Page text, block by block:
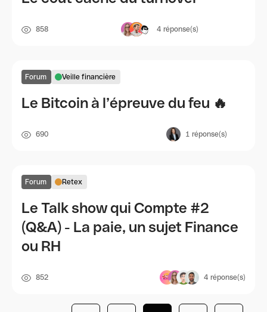
858 4 réponse(s)
Forum Veille financière
Le Bitcoin à l’épreuve du feu 🔥
690 1 réponse(s)
Forum Retex
Le Talk show qui Compte #2
(Q&A) - La paie, un sujet Finance
ou RH
852 4 réponse(s)